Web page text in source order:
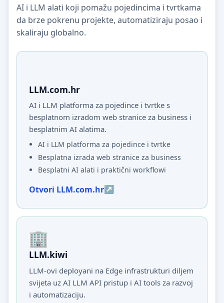
AI i LLM alati koji pomažu pojedincima i tvrtkama
da brze pokrenu projekte, automatiziraju posao i
skaliraju globalno.
LLM.com.hr
AI i LLM platforma za pojedince i tvrtke s
besplatnom izradom web stranice za business i
besplatnim AI alatima.
AI i LLM platforma za pojedince i tvrtke
Besplatna izrada web stranice za business
Besplatni AI alati i praktični workflowi
Otvori LLM.com.hr
LLM.kiwi
LLM-ovi deployani na Edge infrastrukturi diljem
svijeta uz AI LLM API pristup i AI tools za razvoj
i automatizaciju.